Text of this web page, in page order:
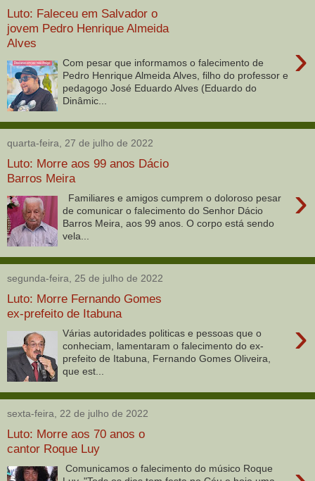
Luto: Faleceu em Salvador o
jovem Pedro Henrique Almeida
Alves
›
Com pesar que informamos o falecimento de
Pedro Henrique Almeida Alves, filho do professor e
pedagogo José Eduardo Alves (Eduardo do
Dinâmic...
quarta-feira, 27 de julho de 2022
Luto: Morre aos 99 anos Dácio
Barros Meira
›
Familiares e amigos cumprem o doloroso pesar
de comunicar o falecimento do Senhor Dácio
Barros Meira, aos 99 anos. O corpo está sendo
vela...
segunda-feira, 25 de julho de 2022
Luto: Morre Fernando Gomes
ex-prefeito de Itabuna
›
Várias autoridades politicas e pessoas que o
conheciam, lamentaram o falecimento do ex-
prefeito de Itabuna, Fernando Gomes Oliveira,
que est...
sexta-feira, 22 de julho de 2022
Luto: Morre aos 70 anos o
cantor Roque Luy
Comunicamos o falecimento do músico Roque